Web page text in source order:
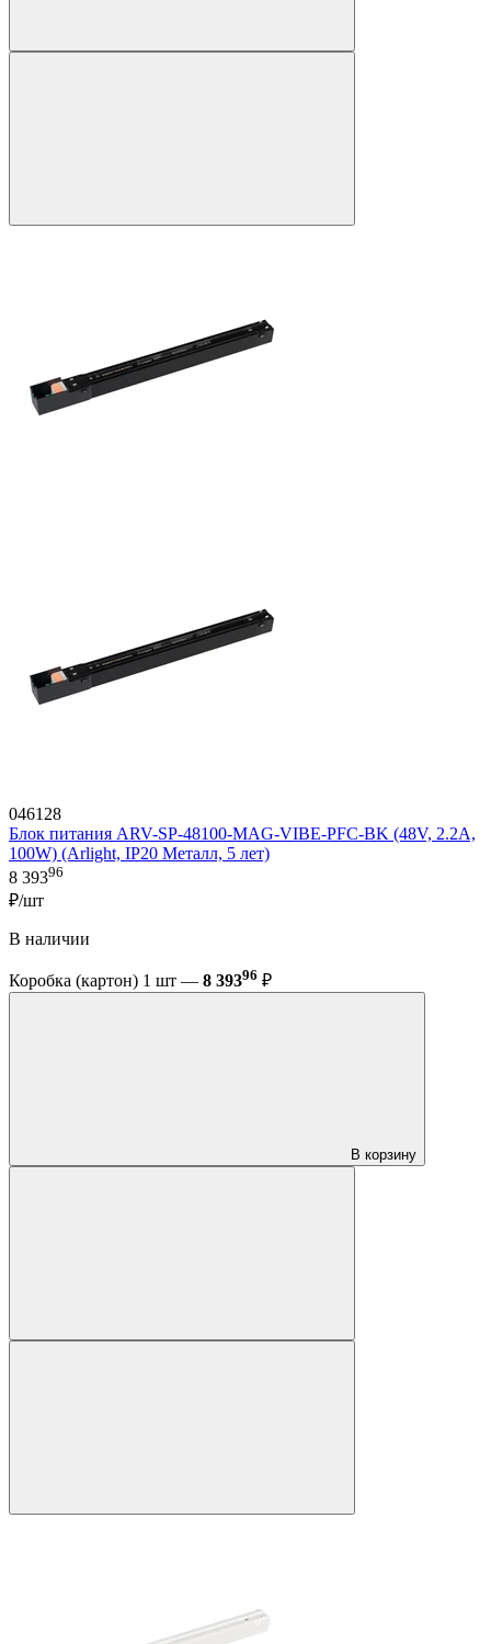
046128
Блок питания ARV-SP-48100-MAG-VIBE-PFC-BK (48V, 2.2A,
100W) (Arlight, IP20 Металл, 5 лет)
8 39396
₽/шт
В наличии
Коробка (картон) 1 шт — 8 39396 ₽
В корзину